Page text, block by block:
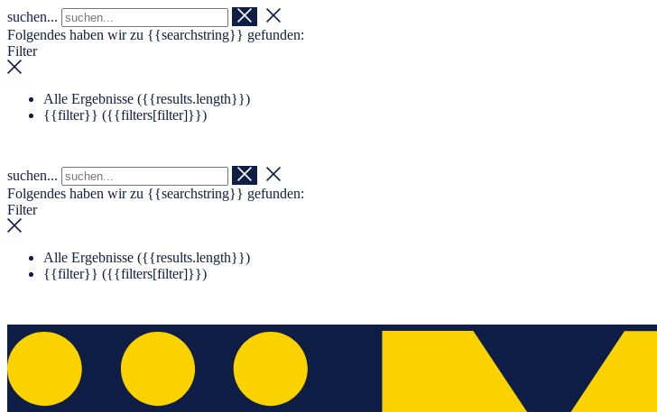
Navigation überspringen
Zum Footer springen
suchen...
Folgendes haben wir zu {{searchstring}} gefunden:
Filter
Alle Ergebnisse ({{results.length}})
{{filter}} ({{filters[filter]}})
suchen...
Folgendes haben wir zu {{searchstring}} gefunden:
Filter
Alle Ergebnisse ({{results.length}})
{{filter}} ({{filters[filter]}})